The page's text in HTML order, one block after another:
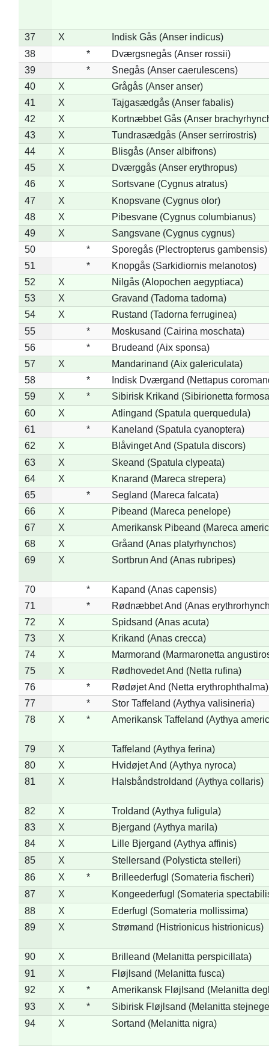
37 X
Indisk Gås (Anser indicus)
38
*
Dværgsnegås (Anser rossii)
39
*
Snegås (Anser caerulescens)
40
X
Grågås (Anser anser)
41
X
Tajgasædgås (Anser fabalis)
42
X
Kortnæbbet Gås (Anser
43
X
Tundrasædgås (Anser serrirostris)
44
X
Blisgås (Anser albifrons)
45
X
Dværggås (Anser erythropus)
46
X
Sortsvane (Cygnus atratus)
47
X
Knopsvane (Cygnus olor)
48
X
Pibesvane (Cygnus columbianus)
49
X
Sangsvane (Cygnus cygnus)
50
*
Sporegås (Plectropterus gambensis)
51
*
Knopgås (Sarkidiornis melanotos)
52
X
Nilgås (Alopochen aegyptiaca)
53
X
Gravand (Tadorna tadorna)
54
X
Rustand (Tadorna ferruginea)
55
*
Moskusand (Cairina moschata)
56
*
Brudeand (Aix sponsa)
57
X
Mandarinand (Aix galericulata)
58
*
Indisk Dværgand (Nettapus
59
X *
Sibirisk Krikand (Sibirionetta
60
X
Atlingand (Spatula querquedula)
61
*
Kaneland (Spatula cyanoptera)
62
X
Blåvinget And (Spatula discors)
63
X
Skeand (Spatula clypeata)
64
X
Knarand (Mareca strepera)
65
*
Segland (Mareca falcata)
66
X
Pibeand (Mareca penelope)
67
X
Amerikansk Pibeand (Mareca
68
X
Gråand (Anas platyrhynchos)
69
X Sortbrun And (Anas rubripes)
70 *
Kapand (Anas capensis)
71
*
Rødnæbbet And (Anas
72
X
Spidsand (Anas acuta)
73
X
Krikand (Anas crecca)
74
X
Marmorand (Marmaronetta
75
X
Rødhovedet And (Netta rufina)
76
*
Rødøjet And (Netta erythrophthalma)
77
*
Stor Taffeland (Aythya valisineria)
78
X * Amerikansk Taffeland (Aythya
79 X
Taffeland (Aythya ferina)
80
X
Hvidøjet And (Aythya nyroca)
81
X Halsbåndstroldand (Aythya collaris)
82 X
Troldand (Aythya fuligula)
83
X
Bjergand (Aythya marila)
84
X
Lille Bjergand (Aythya affinis)
85
X
Stellersand (Polysticta stelleri)
86
X *
Brilleederfugl (Somateria fischeri)
87
X
Kongeederfugl (Somateria
88
X
Ederfugl (Somateria mollissima)
89
X Strømand (Histrionicus histrionicus)
90 X
Brilleand (Melanitta perspicillata)
91
X
Fløjlsand (Melanitta fusca)
92
X *
Amerikansk Fløjlsand (Melanitta
93
X *
Sibirisk Fløjlsand (Melanitta
94
X Sortand (Melanitta nigra)